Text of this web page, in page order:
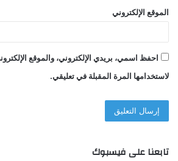
الموقع الإلكتروني
احفظ اسمي، بريدي الإلكتروني، والموقع
لاستخدامها المرة المقبلة في تعليقي.
تابعنا على فيسبوك